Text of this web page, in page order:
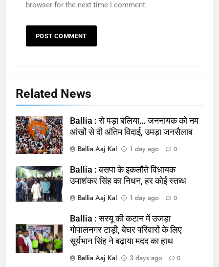
164
चिकित्सक, किया प्रदर्शन
NATIONAL बलिया
165
Ballia : बलिया बलिदान दिवस के मौके पर
browser for the next time I comment.
Related News
Ballia : रो पड़ा बलिया… जननायक को नम
आंखों से दी अंतिम विदाई, उमड़ा जनसैलाब
Ballia Aaj Kal
1 day ago 0
Ballia : बसपा के इकलौते विधायक
उमाशंकर सिंह का निधन, हर कोई स्तब्ध
Ballia Aaj Kal
1 day ago 0
Ballia : सरयू की कटान में उजड़ा
गोपालनगर टाड़ी, बेघर परिवारों के लिए
सूर्यभान सिंह ने बढ़ाया मदद का हाथ
Ballia Aaj Kal
3 days ago 0